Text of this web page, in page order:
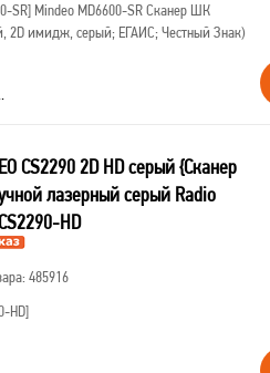
SR] Mindeo MD6600-SR Сканер ШК
2D имидж, серый; ЕГАИС; Честный Знак)
CS2290 2D HD серый {Сканер
лазерный серый Radio
HD
485916
HD]